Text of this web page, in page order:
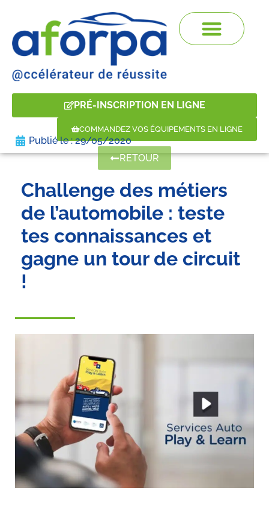
PRÉ-INSCRIPTION EN LIGNE
COMMANDEZ VOS ÉQUIPEMENTS EN LIGNE
Publié le : 29/05/2020
RETOUR
Challenge des métiers
de l’automobile : teste
tes connaissances et
gagne un tour de circuit
!